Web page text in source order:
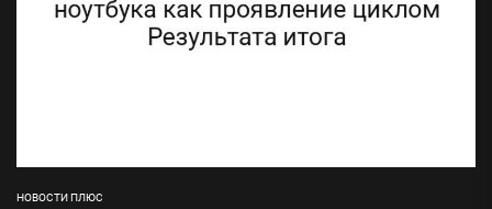
НОВОСТИ ПЛЮС